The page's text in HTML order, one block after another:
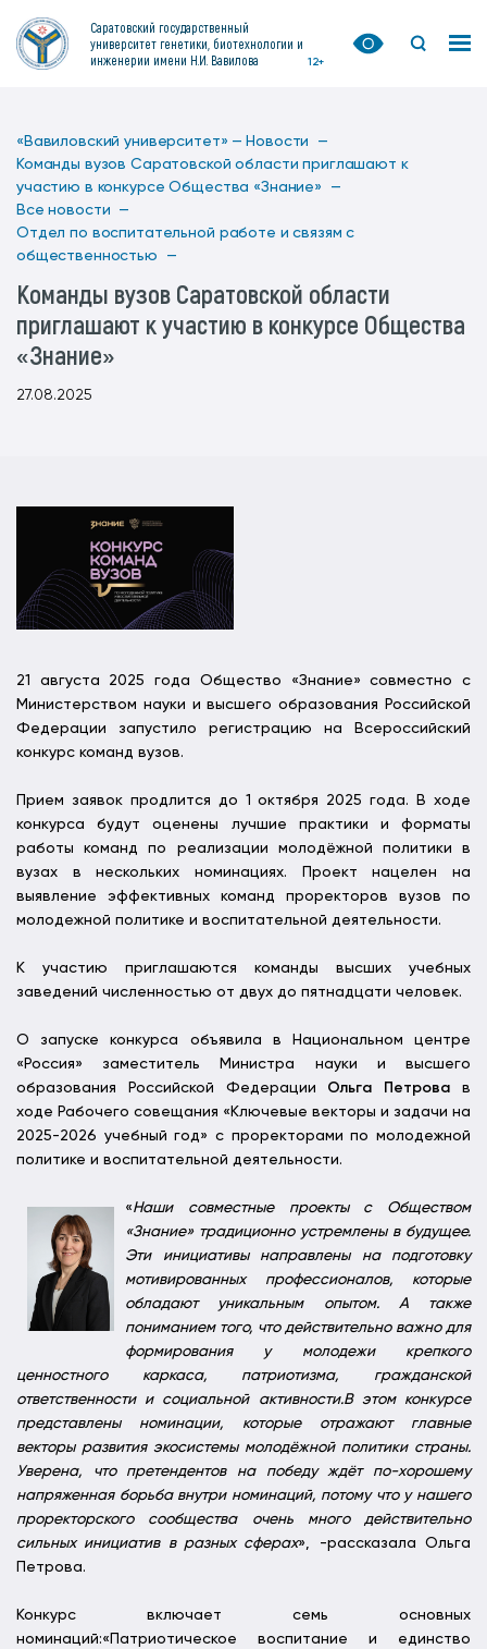
Саратовский государственный
университет генетики, биотехнологии и
инженерии имени Н.И. Вавилова
12+
«Вавиловский университет» — Новости —
Команды вузов Саратовской области приглашают к
участию в конкурсе Общества «Знание» —
Все новости —
Отдел по воспитательной работе и связям с
общественностью —
Команды вузов Саратовской области
приглашают к участию в конкурсе Общества
«Знание»
27.08.2025
21 августа 2025 года Общество «Знание» совместно с
Министерством науки и высшего образования Российской
Федерации запустило регистрацию на Всероссийский
конкурс команд вузов.
Прием заявок продлится до 1 октября 2025 года. В ходе
конкурса будут оценены лучшие практики и форматы
работы команд по реализации молодёжной политики в
вузах в нескольких номинациях. Проект нацелен на
выявление эффективных команд проректоров вузов по
молодежной политике и воспитательной деятельности.
К участию приглашаются команды высших учебных
заведений численностью от двух до пятнадцати человек.
О запуске конкурса объявила в Национальном центре
«Россия» заместитель Министра науки и высшего
образования Российской Федерации Ольга Петровав
ходе Рабочего совещания «Ключевые векторы и задачи на
2025-2026 учебный год» с проректорами по молодежной
политике и воспитательной деятельности.
«Наши совместные проекты с Обществом
«Знание» традиционно устремлены в будущее.
Эти инициативы направлены на подготовку
мотивированных профессионалов, которые
обладают уникальным опытом. А также
пониманием того, что действительно важно для
формирования у молодежи крепкого
ценностного каркаса, патриотизма, гражданской
ответственности и социальной активности.В этом конкурсе
представлены номинации, которые отражают главные
векторы развития экосистемы молодёжной политики страны.
Уверена, что претендентов на победу ждёт по-хорошему
напряженная борьба внутри номинаций, потому что у нашего
проректорского сообщества очень много действительно
сильных инициатив в разных сферах», -рассказала Ольга
Петрова.
Конкурс включает семь основных
номинаций:«Патриотическое воспитание и единство